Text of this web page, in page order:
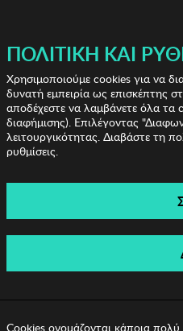
PAYPAL & IRIS!
Γυαλιά Ηλίου
ΠΟΛΙΤΙΚΉ ΚΑΙ
Χρησιμοποιούμε cookies για να
δυνατή εμπειρία ως επισκέπτης
αποδέχεστε να λαμβάνετε όλα τα
διαφήμισης). Επιλέγοντας
λειτουργικότητας. Διαβάστε τη
ρυθμίσεις.
Cookies ονομάζονται κάποια